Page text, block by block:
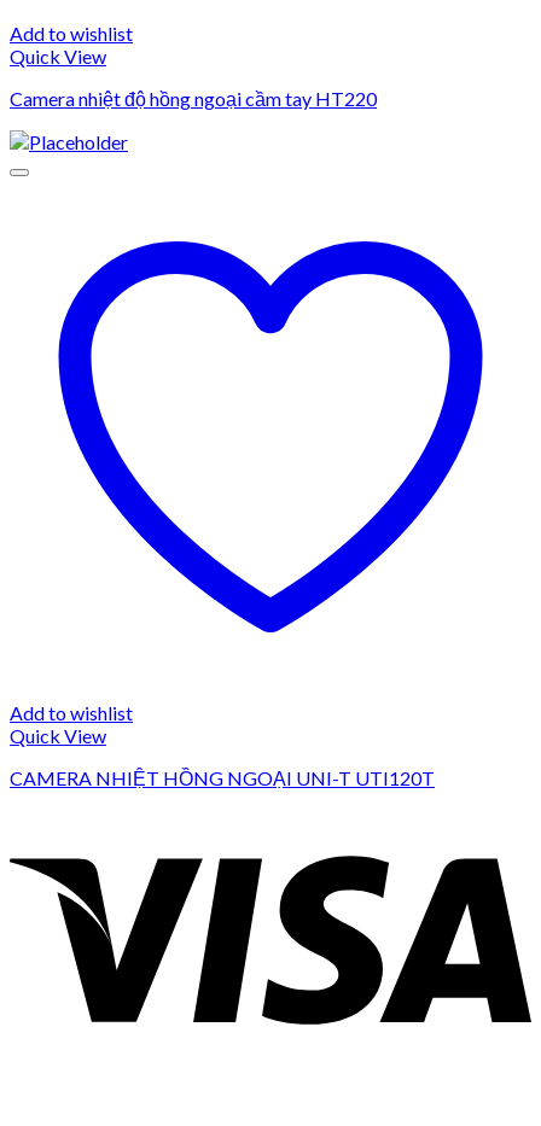
Add to wishlist
Quick View
Camera nhiệt độ hồng ngoại cầm tay HT220
Add to wishlist
Quick View
CAMERA NHIỆT HỒNG NGOẠI UNI-T UTI120T